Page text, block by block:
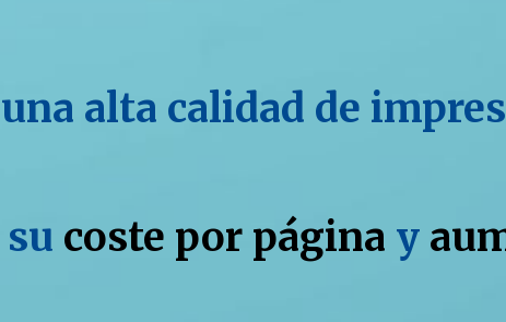
alta calidad de
coste por página y